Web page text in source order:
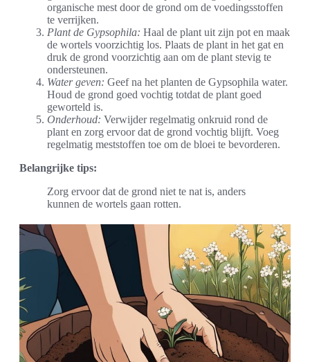
organische mest door de grond om de voedingsstoffen
te verrijken.
Plant de Gypsophila: Haal de plant uit zijn pot en maak
de wortels voorzichtig los. Plaats de plant in het gat en
druk de grond voorzichtig aan om de plant stevig te
ondersteunen.
Water geven: Geef na het planten de Gypsophila water.
Houd de grond goed vochtig totdat de plant goed
geworteld is.
Onderhoud: Verwijder regelmatig onkruid rond de
plant en zorg ervoor dat de grond vochtig blijft. Voeg
regelmatig meststoffen toe om de bloei te bevorderen.
Belangrijke tips:
Zorg ervoor dat de grond niet te nat is, anders
kunnen de wortels gaan rotten.